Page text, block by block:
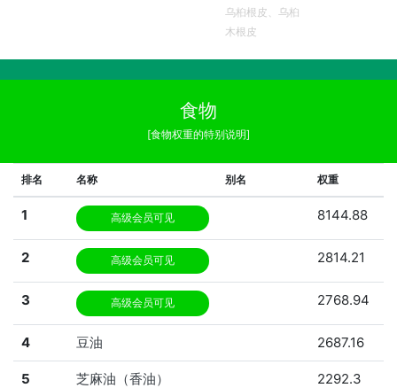
乌桕根皮、乌桕
木根皮
食物
[食物权重的特别说明]
排名 名称 别名 权重
1 高级会员可见 8144.88
2 高级会员可见 2814.21
3 高级会员可见 2768.94
4 豆油 2687.16
5 芝麻油（香油） 2292.3